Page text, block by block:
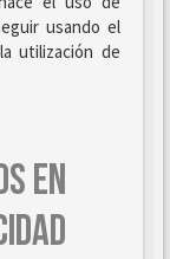
usando el
utilización de
EN